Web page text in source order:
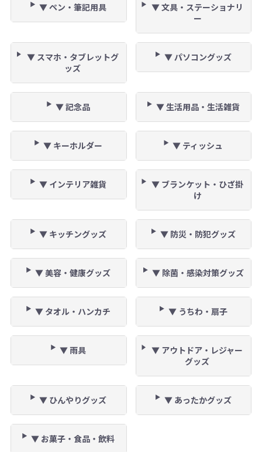
▼ ペン・筆記用具
▼ 文具・ステーショナリ
ー
▼ スマホ・タブレットグ
ッズ
▼ パソコングッズ
▼ 記念品 ▼ 生活用品・生活雑貨
▼ キーホルダー ▼ ティッシュ
▼ インテリア雑貨
▼ ブランケット・ひざ掛
け
▼ キッチングッズ ▼ 防災・防犯グッズ
▼ 美容・健康グッズ ▼ 除菌・感染対策グッズ
▼ タオル・ハンカチ ▼ うちわ・扇子
▼ 雨具
▼ アウトドア・レジャー
グッズ
▼ ひんやりグッズ ▼ あったかグッズ
▼ お菓子・食品・飲料